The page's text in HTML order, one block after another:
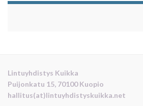
Lintuyhdistys Kuikka
Puijonkatu 15, 70100 Kuopio
hallitus(at)lintuyhdistyskuikka.net